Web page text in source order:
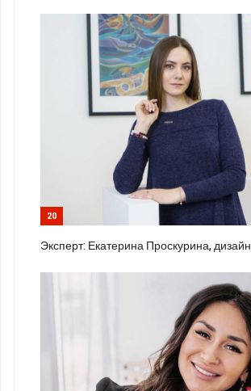
20
Эксперт: Екатерина Проскурина, дизайн